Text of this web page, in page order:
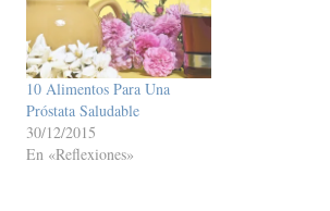
10 Alimentos Para Una
Próstata Saludable
30/12/2015
En «Reflexiones»